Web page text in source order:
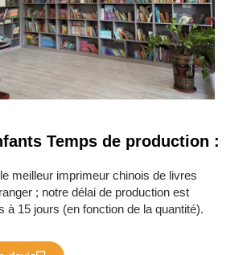
Temps de production :
meilleur imprimeur chinois de livres
; notre délai de production est
à 15 jours (en fonction de la quantité).